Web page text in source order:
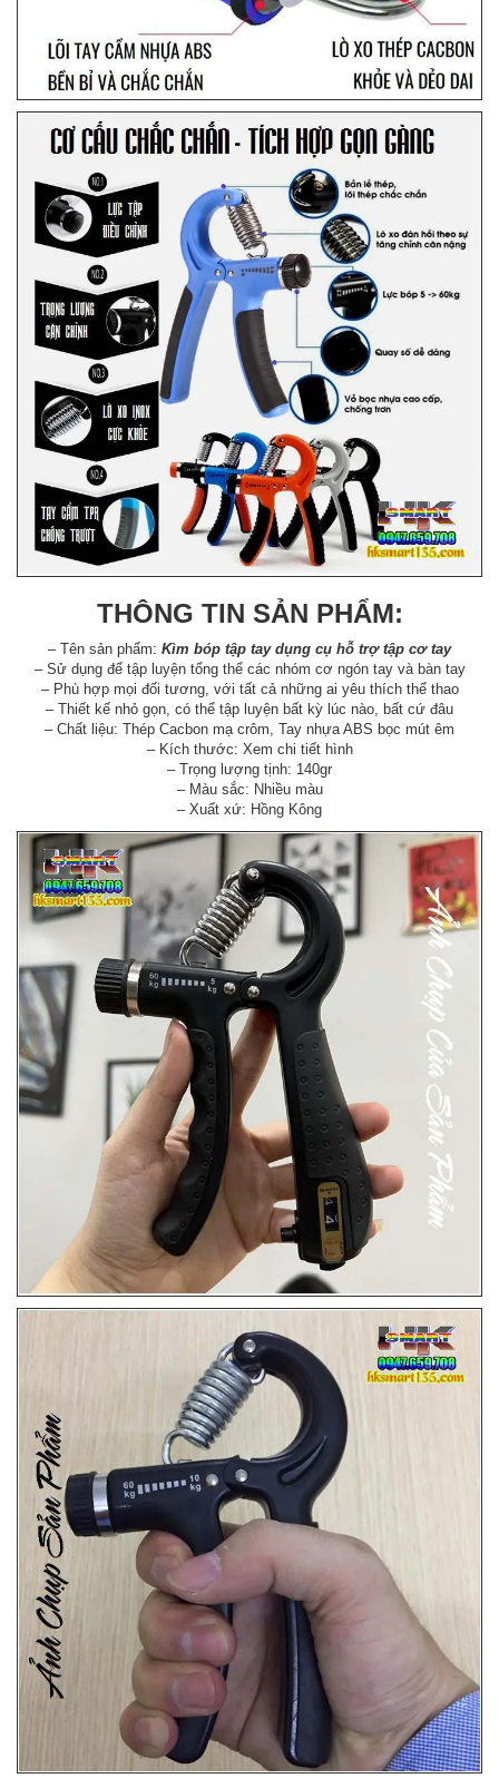
THÔNG TIN SẢN PHẨM:
– Tên sản phẩm: Kìm bóp tập tay dụng cụ hỗ trợ tập cơ tay
– Sử dụng để tập luyện tổng thể các nhóm cơ ngón tay và bàn tay
– Phù hợp mọi đối tương, với tất cả những ai yêu thích thể thao
– Thiết kế nhỏ gọn, có thể tập luyện bất kỳ lúc nào, bất cứ đâu
– Chất liệu: Thép Cacbon mạ crôm, Tay nhựa ABS bọc mút êm
– Kích thước: Xem chi tiết hình
– Trọng lượng tịnh: 140gr
– Màu sắc: Nhiều màu
– Xuất xứ: Hồng Kông